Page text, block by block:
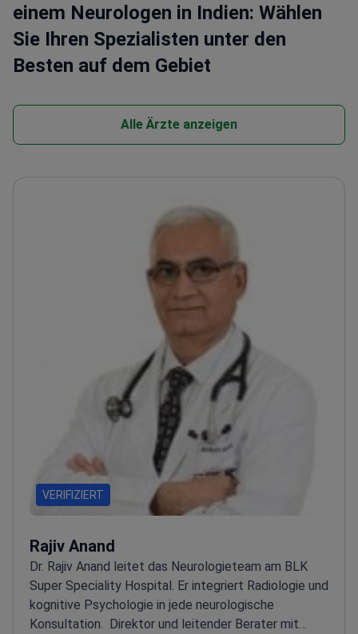
einem Neurologen in Indien: Wählen
Sie Ihren Spezialisten unter den
Besten auf dem Gebiet
Alle Ärzte anzeigen
VERIFIZIERT
Rajiv Anand
Dr. Rajiv Anand leitet das Neurologieteam am BLK
Super Speciality Hospital. Er integriert Radiologie und
kognitive Psychologie in jede neurologische
Konsultation. Direktor und leitender Berater mit